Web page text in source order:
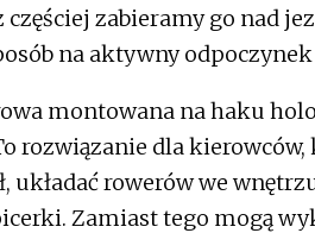
częściej zabieramy go nad
na aktywny
montowana na haku
rozwiązanie dla
układać rowerów we
Zamiast tego mogą